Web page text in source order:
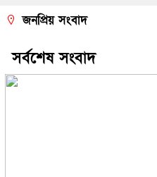
জনপ্রিয় সংবাদ
সর্বশেষ সংবাদ